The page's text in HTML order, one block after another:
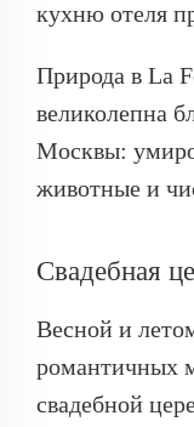
кухню отеля
Природа в La
великолепна
Москвы:
животные и
Свадебная
Весной и
романтичных
свадебной